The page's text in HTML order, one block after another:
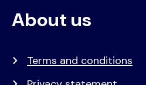
About us
Terms and conditions